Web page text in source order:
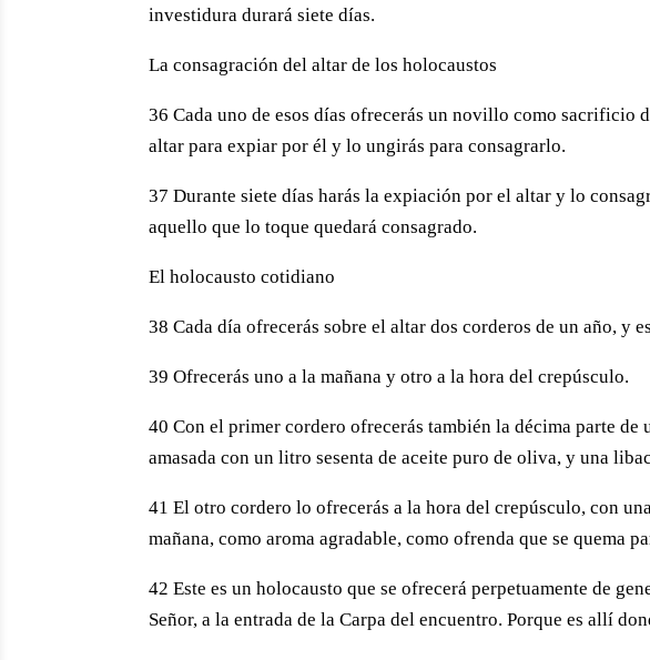
investidura durará siete días.
La consagración del altar de los holocaustos
36 Cada uno de esos días ofrecerás un novillo como sacrificio
altar para expiar por él y lo ungirás para consagrarlo.
37 Durante siete días harás la expiación por el altar y lo
aquello que lo toque quedará consagrado.
El holocausto cotidiano
38 Cada día ofrecerás sobre el altar dos corderos de un año, y
39 Ofrecerás uno a la mañana y otro a la hora del crepúsculo.
40 Con el primer cordero ofrecerás también la décima parte de
amasada con un litro sesenta de aceite puro de oliva, y una
41 El otro cordero lo ofrecerás a la hora del crepúsculo, con
mañana, como aroma agradable, como ofrenda que se quema
42 Este es un holocausto que se ofrecerá perpetuamente de
Señor, a la entrada de la Carpa del encuentro. Porque es allí